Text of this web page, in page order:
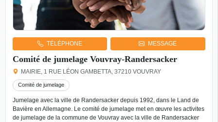
TÉLÉPHONE MESSAGE
Comité de jumelage Vouvray-Randersacker
MAIRIE, 1 RUE LÉON GAMBETTA, 37210 VOUVRAY
Comité de jumelage
Jumelage avec la ville de Randersacker depuis 1992, dans le Land de
Bavière en Allemagne. Le comité de jumelage met en œuvre les activites
de jumelage de la commune de Vouvray avec la ville de Randersacker